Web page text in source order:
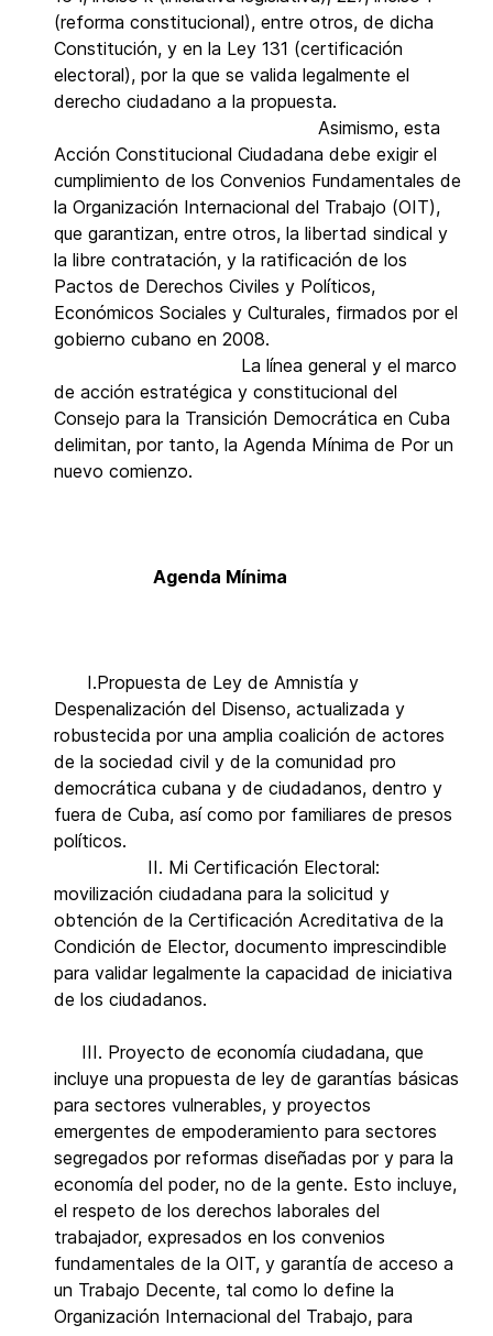
(reforma constitucional), entre otros, de dicha
Constitución, y en la Ley 131 (certificación
electoral), por la que se valida legalmente el
derecho ciudadano a la propuesta.
Asimismo, esta
Acción Constitucional Ciudadana debe exigir el
cumplimiento de los Convenios Fundamentales de
la Organización Internacional del Trabajo (OIT),
que garantizan, entre otros, la libertad sindical y
la libre contratación, y la ratificación de los
Pactos de Derechos Civiles y Políticos,
Económicos Sociales y Culturales, firmados por el
gobierno cubano en 2008.
La línea general y el marco
de acción estratégica y constitucional del
Consejo para la Transición Democrática en Cuba
delimitan, por tanto, la Agenda Mínima de Por un
nuevo comienzo.
Agenda Mínima
I.Propuesta de Ley de Amnistía y
Despenalización del Disenso, actualizada y
robustecida por una amplia coalición de actores
de la sociedad civil y de la comunidad pro
democrática cubana y de ciudadanos, dentro y
fuera de Cuba, así como por familiares de presos
políticos.
II. Mi Certificación Electoral:
movilización ciudadana para la solicitud y
obtención de la Certificación Acreditativa de la
Condición de Elector, documento imprescindible
para validar legalmente la capacidad de iniciativa
de los ciudadanos.
III. Proyecto de economía ciudadana, que
incluye una propuesta de ley de garantías básicas
para sectores vulnerables, y proyectos
emergentes de empoderamiento para sectores
segregados por reformas diseñadas por y para la
economía del poder, no de la gente. Esto incluye,
el respeto de los derechos laborales del
trabajador, expresados en los convenios
fundamentales de la OIT, y garantía de acceso a
un Trabajo Decente, tal como lo define la
Organización Internacional del Trabajo, para